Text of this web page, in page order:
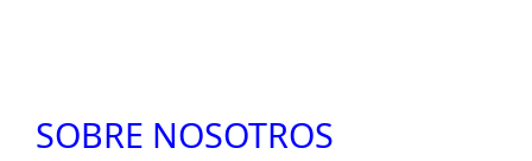
SOBRE NOSOTROS